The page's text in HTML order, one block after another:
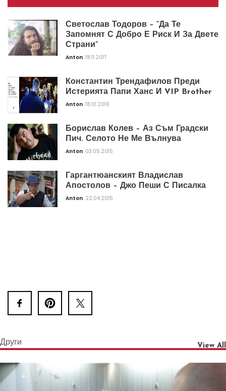
Светослав Тодоров – “Да Те
Запомнят С Добро Е Риск И За Двете
Страни”
Anton 18.11.2017
Константин Трендафилов Преди
Истерията Папи Ханс И VIP Brother
Anton 18.10.2016
Борислав Колев – Аз Съм Градски
Пич. Селото Не Ме Вълнува
Anton 03.05.2015
Гаргантюанският Владислав
Апостолов – Джо Пеши С Писалка
Anton 22.04.2015
Други View All